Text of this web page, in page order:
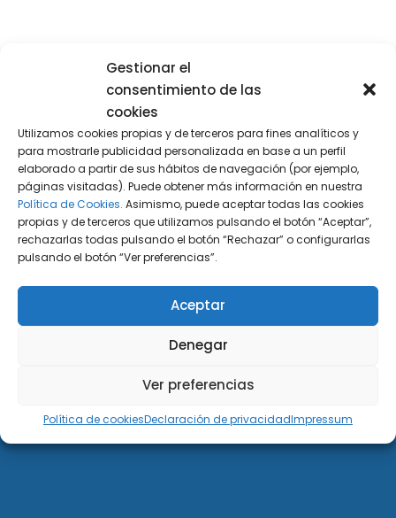
Gestionar el
consentimiento de las
cookies
Utilizamos cookies propias y de terceros para fines analíticos y
para mostrarle publicidad personalizada en base a un perfil
elaborado a partir de sus hábitos de navegación (por ejemplo,
páginas visitadas). Puede obtener más información en nuestra
Política de Cookies. Asimismo, puede aceptar todas las cookies
propias y de terceros que utilizamos pulsando el botón “Aceptar”,
rechazarlas todas pulsando el botón “Rechazar” o configurarlas
pulsando el botón “Ver preferencias”.
Aceptar
Denegar
Ver preferencias
Política de cookiesDeclaración de privacidadImpressum
Buscador de artículos
DiG ABOGADOS
DiG Abogados es un despacho de abogados
multidisciplinar especializado en las materias de
fiscalidad y mercantil. Llevamos más de 50 años al